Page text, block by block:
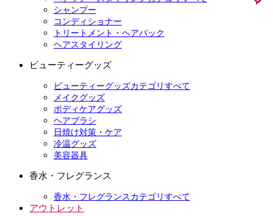
シャンプー
コンディショナー
トリートメント・ヘアパック
ヘアスタイリング
ビューティーグッズ
ビューティーグッズカテゴリすべて
メイクグッズ
ボディケアグッズ
ヘアブラシ
日焼け対策・ケア
冷温グッズ
美容器具
香水・フレグランス
香水・フレグランスカテゴリすべて
アウトレット